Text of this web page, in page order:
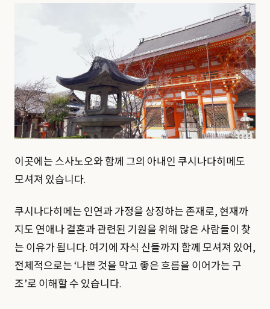
이곳에는 스사노오와 함께 그의 아내인 쿠시나다히메도
모셔져 있습니다.
쿠시나다히메는 인연과 가정을 상징하는 존재로, 현재까
지도 연애나 결혼과 관련된 기원을 위해 많은 사람들이 찾
는 이유가 됩니다. 여기에 자식 신들까지 함께 모셔져 있어,
전체적으로는 ‘나쁜 것을 막고 좋은 흐름을 이어가는 구
조’로 이해할 수 있습니다.